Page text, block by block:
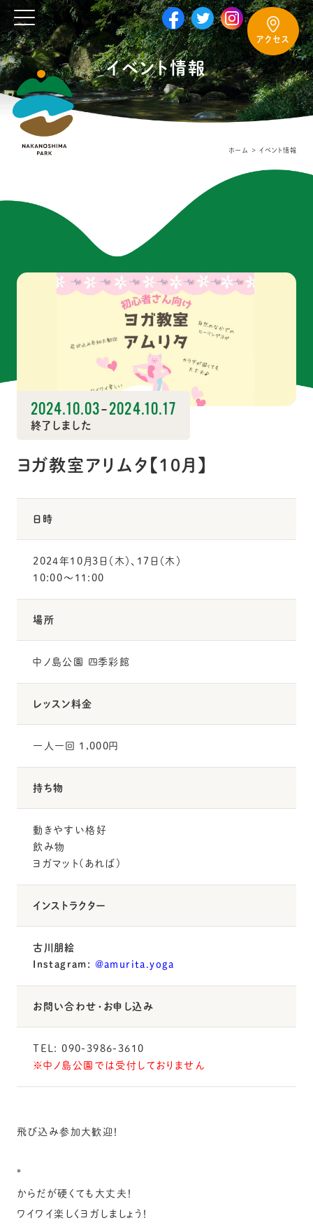
アクセス
イベント情報
ホーム イベント情報
2024.10.03-2024.10.17
終了しました
ヨガ教室アリムタ【10月】
日時
2024年10月3日（木）、17日（木）
10:00〜11:00
場所
中ノ島公園 四季彩館
レッスン料金
一人一回 1,000円
持ち物
動きやすい格好
飲み物
ヨガマット(あれば)
インストラクター
古川朋絵
Instagram:
@amurita.yoga
お問い合わせ・お申し込み
TEL:090-3986-3610
※中ノ島公園では受付しておりません
飛び込み参加大歓迎！
*
からだが硬くても大丈夫！
ワイワイ楽しくヨガしましょう！